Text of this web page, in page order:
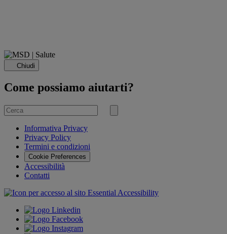
Chiudi
Come possiamo aiutarti?
Cerca
per
Invia
Informativa Privacy
Privacy Policy
Termini e condizioni
Cookie Preferences
Accessibilità
Contatti